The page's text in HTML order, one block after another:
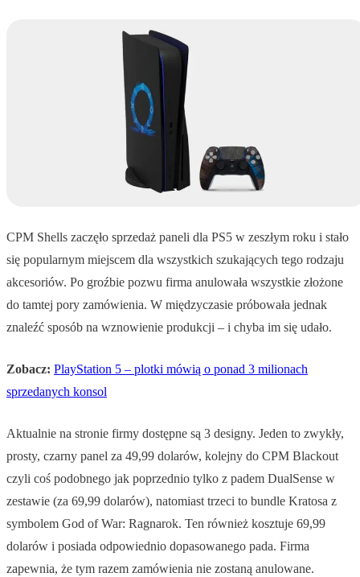
CPM Shells zaczęło sprzedaż paneli dla PS5 w zeszłym roku i stało
się popularnym miejscem dla wszystkich szukających tego rodzaju
akcesoriów. Po groźbie pozwu firma anulowała wszystkie złożone
do tamtej pory zamówienia. W międzyczasie próbowała jednak
znaleźć sposób na wznowienie produkcji – i chyba im się udało.
Zobacz: PlayStation 5 – plotki mówią o ponad 3 milionach
sprzedanych konsol
Aktualnie na stronie firmy dostępne są 3 designy. Jeden to zwykły,
prosty, czarny panel za 49,99 dolarów, kolejny do CPM Blackout
czyli coś podobnego jak poprzednio tylko z padem DualSense w
zestawie (za 69,99 dolarów), natomiast trzeci to bundle Kratosa z
symbolem God of War: Ragnarok. Ten również kosztuje 69,99
dolarów i posiada odpowiednio dopasowanego pada. Firma
zapewnia, że tym razem zamówienia nie zostaną anulowane.